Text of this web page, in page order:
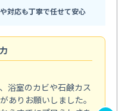
対応も丁寧で任せて安心
浴室のカビや石鹸カス
ありお願いしました。